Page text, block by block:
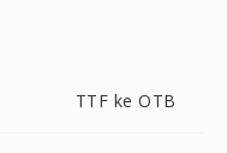
TTF ke OTB